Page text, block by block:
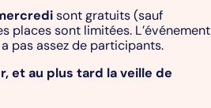
sont gratuits (sauf
places sont limitées. L’événement
a pas assez de participants.
et au plus tard la veille de